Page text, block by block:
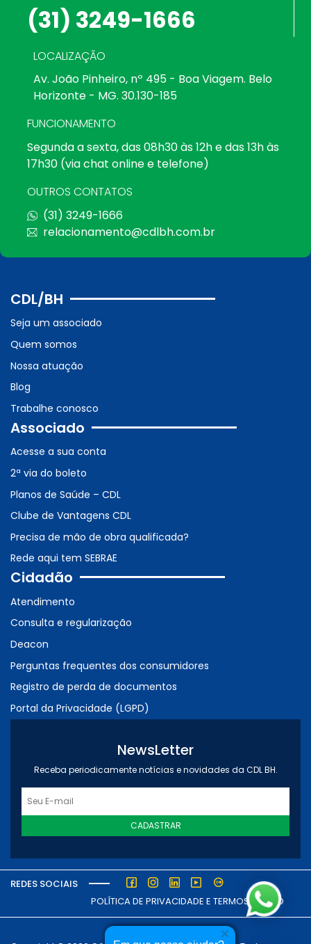
(31) 3249-1666
LOCALIZAÇÃO
Av. João Pinheiro, nº 495 - Boa Viagem. Belo
Horizonte - MG. 30.130-185
FUNCIONAMENTO
Segunda a sexta, das 08h30 às 12h e das 13h às
17h30 (via chat online e telefone)
OUTROS CONTATOS
(31) 3249-1666
relacionamento@cdlbh.com.br
CDL/BH
Seja um associado
Quem somos
Nossa atuação
Blog
Trabalhe conosco
Associado
Acesse a sua conta
2ª via do boleto
Planos de Saúde – CDL
Clube de Vantagens CDL
Precisa de mão de obra qualificada?
Rede aqui tem SEBRAE
Cidadão
Atendimento
Consulta e regularização
Deacon
Perguntas frequentes dos consumidores
Registro de perda de documentos
Portal da Privacidade (LGPD)
NewsLetter
Receba periodicamente notícias e novidades da CDL BH.
CADASTRAR
REDES SOCIAIS
POLÍTICA DE PRIVACIDADE E TERMOS DE USO